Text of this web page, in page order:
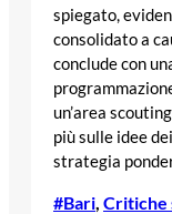
spiegato,
consolidato a
conclude con
un’area
più sulle idee
strategia
#Bari, Critiche